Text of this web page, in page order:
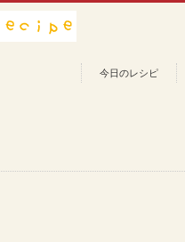
今日のレシピ